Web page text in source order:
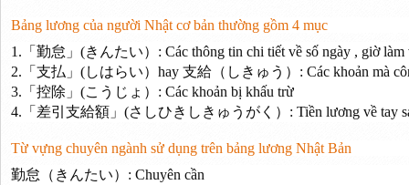
Bảng lương của người Nhật cơ bản thường gồm 4 mục
1.「勤怠」(きんたい）: Các thông tin chi tiết về số ngày , giờ làm
2.「支払」(しはらい）hay 支給（しきゅう）: Các khoản mà
3.「控除」(こうじょ）: Các khoản bị khấu trừ
4.「差引支給額」(さしひきしきゅうがく）: Tiền lương về tay
Từ vựng chuyên ngành sử dụng trên bảng lương Nhật Bản
勤怠（きんたい）: Chuyên cần